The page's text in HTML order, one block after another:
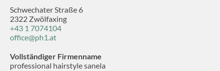
Schwechater Straße 6
2322 Zwölfaxing
+43 1 7074104
office@ph1.at
Vollständiger Firmenname
professional hairstyle sanela